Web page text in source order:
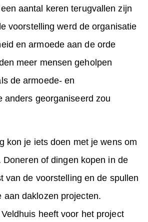
aantal keren terugvallen zijn
voorstelling werd de organisatie
en armoede aan de orde
meer mensen geholpen
de armoede- en
anders georganiseerd zou
kon je iets doen met je wens om
Doneren of dingen kopen in de
van de voorstelling en de spullen
aan daklozen projecten.
heeft voor het project